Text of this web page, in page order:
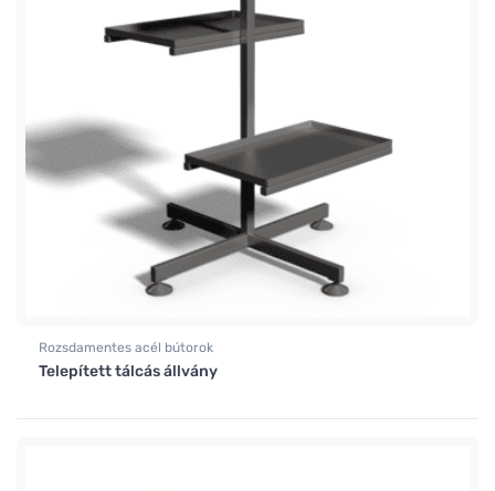
Rozsdamentes acél bútorok
Telepített tálcás állvány